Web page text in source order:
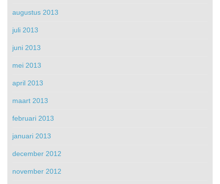
augustus 2013
juli 2013
juni 2013
mei 2013
april 2013
maart 2013
februari 2013
januari 2013
december 2012
november 2012